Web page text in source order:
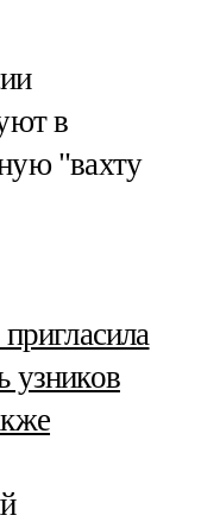
в
"вахту
узников